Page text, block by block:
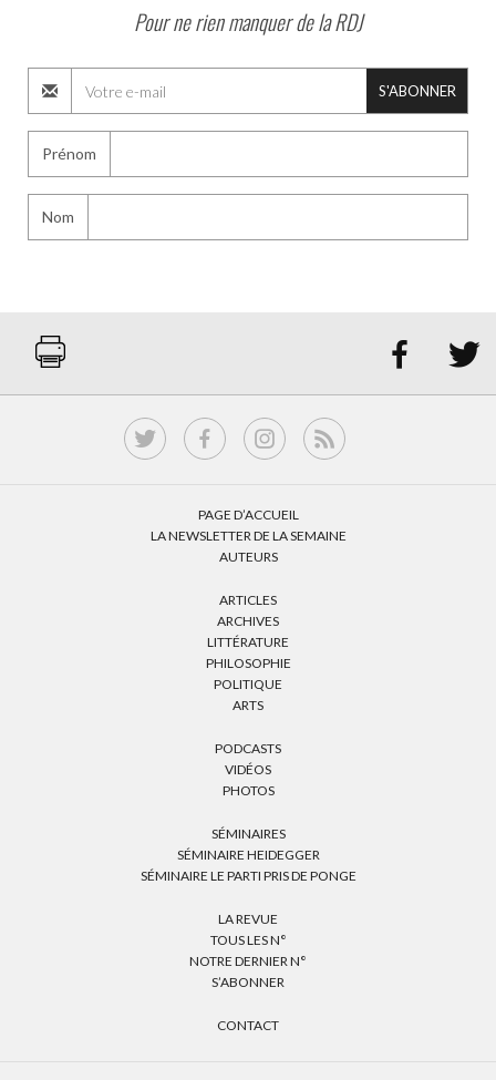
Pour ne rien manquer de la RDJ
S'ABONNER
Prénom
Nom
 
PAGE D’ACCUEIL
LA NEWSLETTER DE LA SEMAINE
AUTEURS
ARTICLES
ARCHIVES
LITTÉRATURE
PHILOSOPHIE
POLITIQUE
ARTS
PODCASTS
VIDÉOS
PHOTOS
SÉMINAIRES
SÉMINAIRE HEIDEGGER
SÉMINAIRE LE PARTI PRIS DE PONGE
LA REVUE
TOUS LES N°
NOTRE DERNIER N°
S’ABONNER
CONTACT